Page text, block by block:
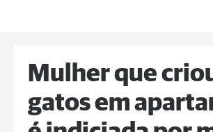
Mulher que
gatos em